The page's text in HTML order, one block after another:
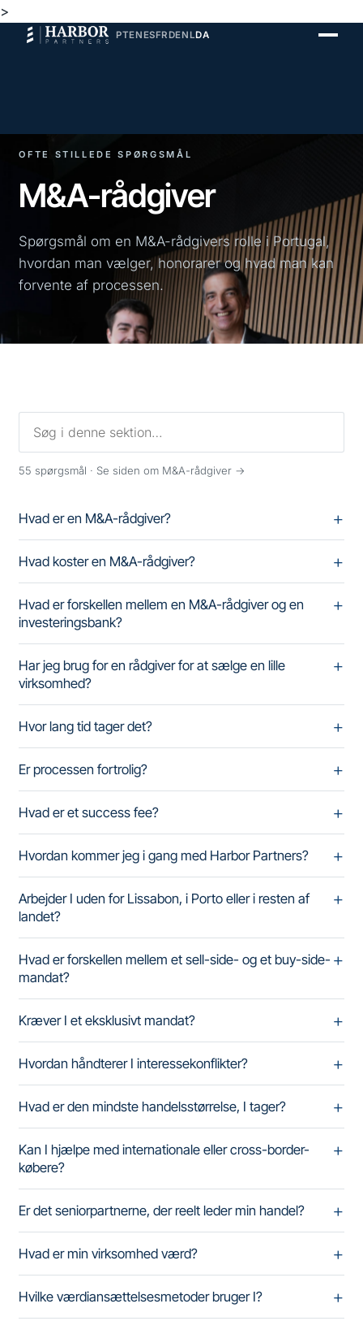
>
PTENESFRDENLDA
OFTE STILLEDE SPØRGSMÅL
M&A-rådgiver
Spørgsmål om en M&A-rådgivers rolle i Portugal,
hvordan man vælger, honorarer og hvad man kan
forvente af processen.
55 spørgsmål · Se siden om M&A-rådgiver →
Hvad er en M&A-rådgiver?
Hvad koster en M&A-rådgiver?
Hvad er forskellen mellem en M&A-rådgiver og en
investeringsbank?
Har jeg brug for en rådgiver for at sælge en lille
virksomhed?
Hvor lang tid tager det?
Er processen fortrolig?
Hvad er et success fee?
Hvordan kommer jeg i gang med Harbor Partners?
Arbejder I uden for Lissabon, i Porto eller i resten af
landet?
Hvad er forskellen mellem et sell-side- og et buy-side-
mandat?
Kræver I et eksklusivt mandat?
Hvordan håndterer I interessekonflikter?
Hvad er den mindste handelsstørrelse, I tager?
Kan I hjælpe med internationale eller cross-border-
købere?
Er det seniorpartnerne, der reelt leder min handel?
Hvad er min virksomhed værd?
Hvilke værdiansættelsesmetoder bruger I?